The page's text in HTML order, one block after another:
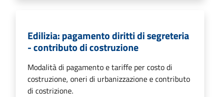
Edilizia: pagamento diritti di segreteria
- contributo di costruzione
Modalità di pagamento e tariffe per costo di
costruzione, oneri di urbanizzazione e contributo
di costrizione.